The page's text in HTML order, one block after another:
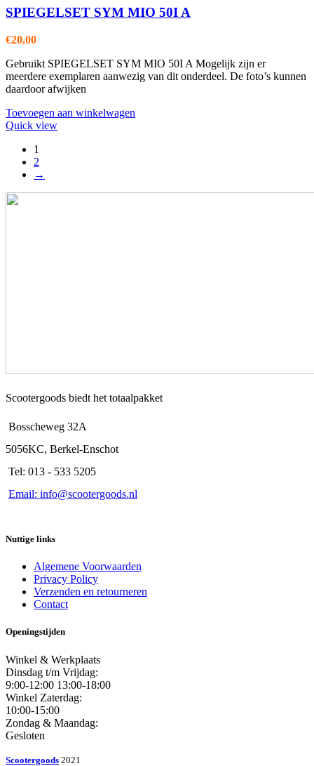
SPIEGELSET SYM MIO 50I A
€20,00
Gebruikt SPIEGELSET SYM MIO 50I A Mogelijk zijn er
meerdere exemplaren aanwezig van dit onderdeel. De foto’s kunnen
daardoor afwijken
Toevoegen aan winkelwagen
Quick view
1
2
→
Scootergoods biedt het totaalpakket
Bosscheweg 32A
5056KC, Berkel-Enschot
Tel: 013 - 533 5205
Email: info@scootergoods.nl
Nuttige links
Algemene Voorwaarden
Privacy Policy
Verzenden en retourneren
Contact
Openingstijden
Winkel & Werkplaats
Dinsdag t/m Vrijdag:
9:00-12:00 13:00-18:00
Winkel Zaterdag:
10:00-15:00
Zondag & Maandag:
Gesloten
Scootergoods 2021